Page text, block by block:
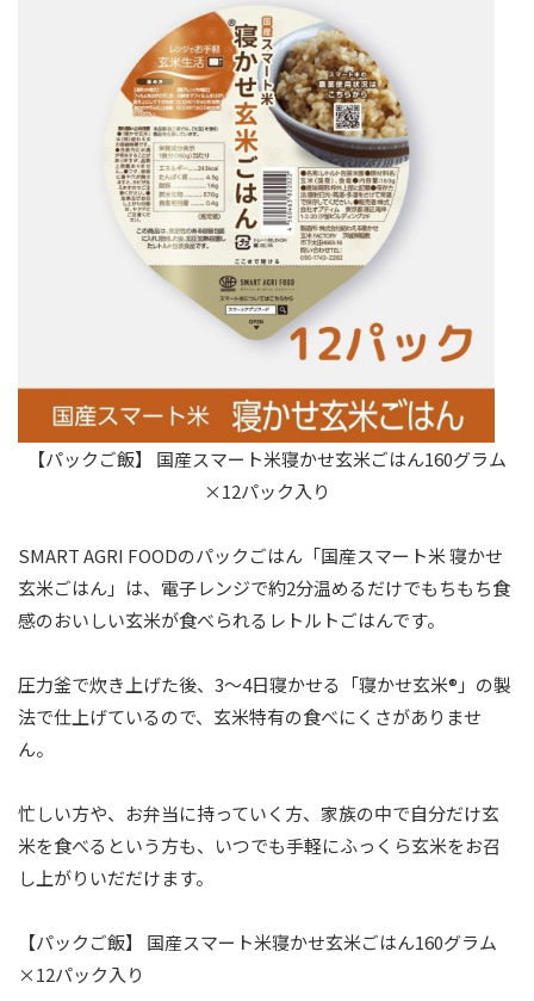
【パックご飯】 国産スマート米寝かせ玄米ごはん160グラム
×12パック入り
SMART AGRI FOODのパックごはん「国産スマート米 寝かせ
玄米ごはん」は、電子レンジで約2分温めるだけでもちもち食
感のおいしい玄米が食べられるレトルトごはんです。
圧力釜で炊き上げた後、3～4日寝かせる「寝かせ玄米®」の製
法で仕上げているので、玄米特有の食べにくさがありませ
ん。
忙しい方や、お弁当に持っていく方、家族の中で自分だけ玄
米を食べるという方も、いつでも手軽にふっくら玄米をお召
し上がりいだだけます。
【パックご飯】 国産スマート米寝かせ玄米ごはん160グラム
×12パック入り